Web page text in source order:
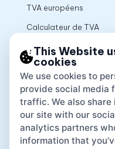
TVA européens
Calculateur de TVA
This Website
cookies
We use cookies to
provide social media
traffic. We also
our site with our
analytics partners
information that